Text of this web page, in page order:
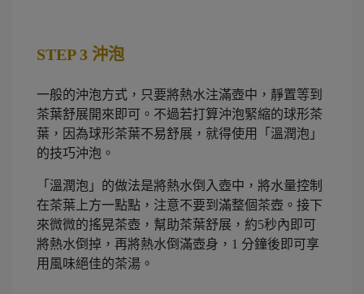
STEP 3 沖泡
一般的沖泡方式，只要將熱水注滿壺中，靜置等到
茶葉舒展開來即可。不過若打算沖泡緊縮的球形茶
葉，因為球形茶葉不易舒展，就得使用「溫潤泡」
的技巧沖泡。
「溫潤泡」的做法是將熱水倒入壺中，將水量控制
在茶葉上方一點點，注意不要到滿整個茶壺。接下
來微微的搖晃茶壺，幫助茶葉舒展，約5秒內即可
將熱水倒掉，再將熱水倒滿壺身，1 分鐘後即可享
用風味絕佳的茶湯。